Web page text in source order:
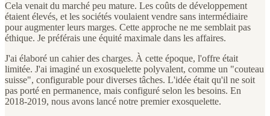
Cela venait du marché peu mature. Les coûts de développement
étaient élevés, et les sociétés voulaient vendre sans intermédiaire
pour augmenter leurs marges. Cette approche ne me semblait pas
éthique. Je préférais une équité maximale dans les affaires.
J'ai élaboré un cahier des charges. À cette époque, l'offre était
limitée. J'ai imaginé un exosquelette polyvalent, comme un "couteau
suisse", configurable pour diverses tâches. L'idée était qu'il ne soit
pas porté en permanence, mais configuré selon les besoins. En
2018-2019, nous avons lancé notre premier exosquelette.